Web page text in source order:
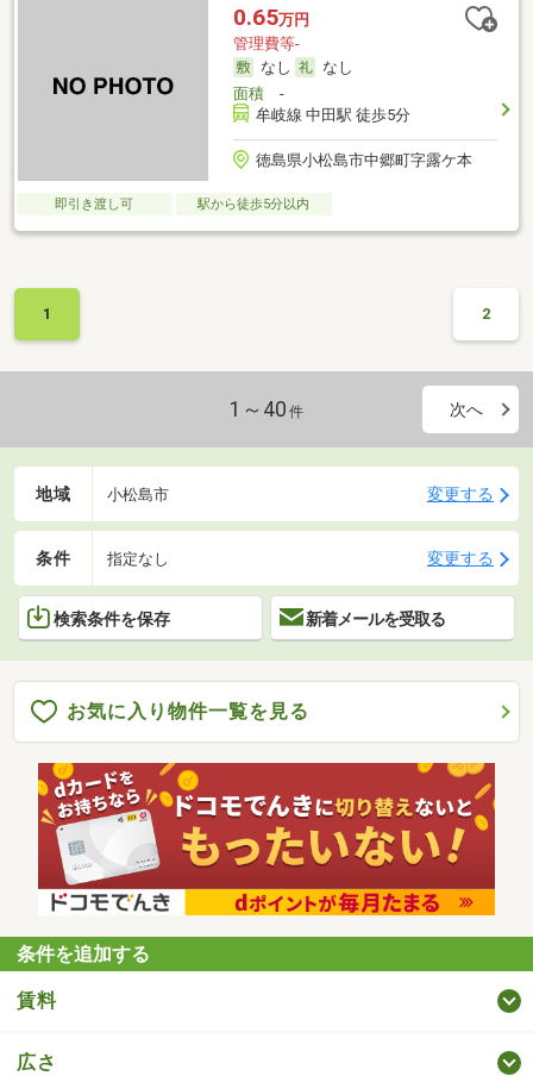
0.65万円
管理費等-
なし
なし
面積-
牟岐線 中田駅 徒歩5分
徳島県小松島市中郷町字露ケ本
即引き渡し可 駅から徒歩5分以内
1 2
1～40 件 次へ
地域 小松島市 変更する
条件 指定なし 変更する
検索条件を保存 新着メールを受取る
お気に入り物件一覧を見る
条件を追加する
賃料
広さ